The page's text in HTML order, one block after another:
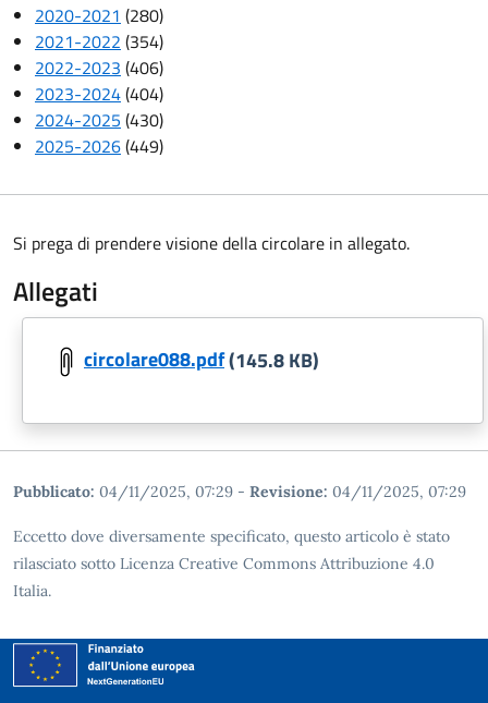
2020-2021 (280)
2021-2022 (354)
2022-2023 (406)
2023-2024(404)
2024-2025 (430)
2025-2026(449)
Si prega di prendere visione della circolare in allegato.
Allegati
circolare088.pdf(145.8 KB)
Pubblicato: 04/11/2025, 07:29 - Revisione: 04/11/2025, 07:29
Eccetto dove diversamente specificato, questo articolo è stato
rilasciato sotto Licenza Creative Commons Attribuzione 4.0
Italia.